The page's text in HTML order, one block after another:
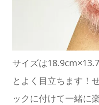
サイズは
とよく目立ちます！
ックに付けて一緒に